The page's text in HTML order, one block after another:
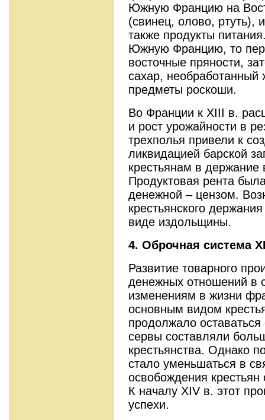
Южную Францию на
(свинец, олово, ртуть),
также продукты
Южную Францию, то
восточные пряности,
сахар,
предметы роскоши.
Во Франции к XIII в.
и рост урожайности в
трехполья привели к
ликвидацией барской
крестьянам в
Продуктовая рента
денежной – цензом.
крестьянского
виде издольщины.
4. Оброчная система
Развитие товарного
денежных отношений в
изменениям в жизни
основным видом
продолжало
сервы составляли
крестьянства. Однако
стало уменьшаться в
освобождения крестьян
К началу XIV в. этот
успехи.